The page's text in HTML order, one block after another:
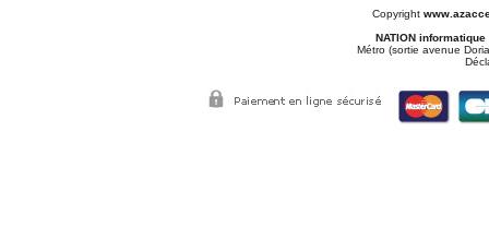
Copyright
NATION informatique
Métro (sortie avenue